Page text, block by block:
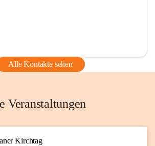
Alle Kontakte sehen
Veranstaltungen
Kirchtag